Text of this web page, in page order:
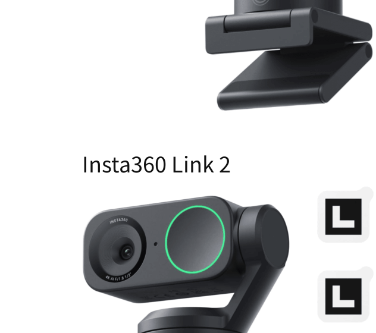
Insta360 Link 2